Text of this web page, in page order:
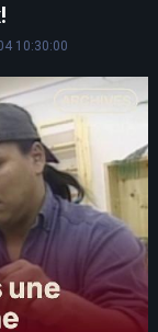
10:30:00